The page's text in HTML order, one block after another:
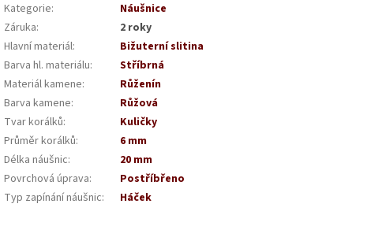
Kategorie:
Náušnice
Záruka:
2 roky
Hlavní materiál:
Bižuterní slitina
Barva hl. materiálu:
Stříbrná
Materiál kamene:
Růženín
Barva kamene:
Růžová
Tvar korálků:
Kuličky
Průměr korálků:
6 mm
Délka náušnic:
20 mm
Povrchová úprava:
Postříbřeno
Typ zapínání náušnic: Háček